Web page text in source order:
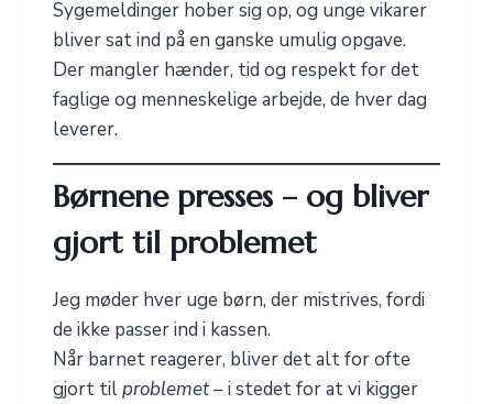
Sygemeldinger hober sig op, og unge vikarer
bliver sat ind på en ganske umulig opgave.
Der mangler hænder, tid og respekt for det
faglige og menneskelige arbejde, de hver dag
leverer.
Børnene presses – og bliver
gjort til problemet
Jeg møder hver uge børn, der mistrives, fordi
de ikke passer ind i kassen.
Når barnet reagerer, bliver det alt for ofte
gjort tilproblemet– i stedet for at vi kigger